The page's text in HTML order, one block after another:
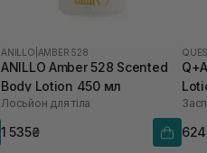
ANILLO AMBER 528
ANILLO Amber 528 Scented
Body Lotion 450 мл
Лосьйон для тіла
1 535₴